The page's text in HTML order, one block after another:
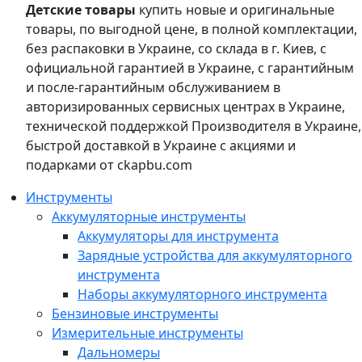
Детские товары купить новые и оригинальные
товары, по выгодной цене, в полной комплектации,
без распаковки в Украине, со склада в г. Киев, с
официальной гарантией в Украине, с гарантийным
и после-гарантийным обслуживанием в
авторизированных сервисных центрах в Украине,
технической поддержкой Производителя в Украине,
быстрой доставкой в Украине с акциями и
подарками от ckapbu.com
Инструменты
Аккумуляторные инструменты
Аккумуляторы для инструмента
Зарядные устройства для аккумуляторного
инструмента
Наборы аккумуляторного инструмента
Бензиновые инструменты
Измерительные инструменты
Дальномеры